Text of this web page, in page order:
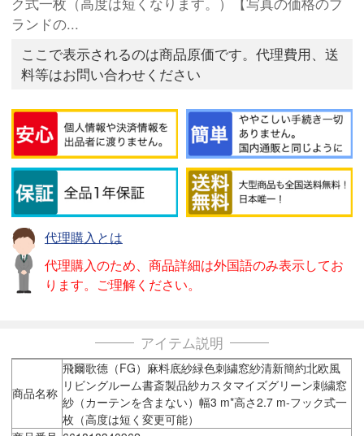
ランドの...
ここで表示されるのは商品原価です。代理費用、送
料等はお問い合わせください
代理購入とは
代理購入のため、商品詳細は外国語のみ表示してお
ります。ご理解ください。
アイテム説明
商品名称
飛爾歌德（FG）麻料底紗緑色刺繍窓紗清新簡約北欧風
リビングルーム書斎製品紗カスタマイズグリーン刺繍窓
紗（カーテンを含まない）幅3 m*高さ2.7 m-フック式一
枚（高度は短く変更可能）